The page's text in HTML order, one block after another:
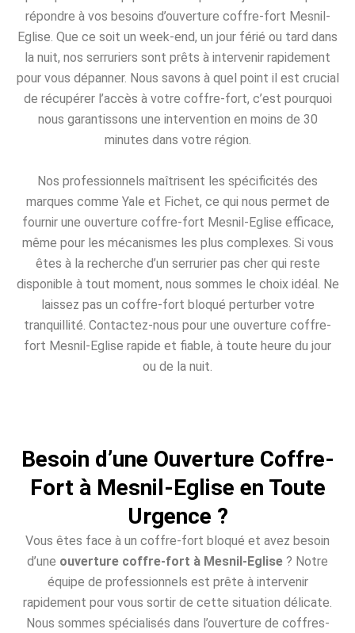
répondre à vos besoins d’ouverture coffre-fort Mesnil-
Eglise. Que ce soit un week-end, un jour férié ou tard dans
la nuit, nos serruriers sont prêts à intervenir rapidement
pour vous dépanner. Nous savons à quel point il est crucial
de récupérer l’accès à votre coffre-fort, c’est pourquoi
nous garantissons une intervention en moins de 30
minutes dans votre région.
Nos professionnels maîtrisent les spécificités des
marques comme Yale et Fichet, ce qui nous permet de
fournir une ouverture coffre-fort Mesnil-Eglise efficace,
même pour les mécanismes les plus complexes. Si vous
êtes à la recherche d’un serrurier pas cher qui reste
disponible à tout moment, nous sommes le choix idéal. Ne
laissez pas un coffre-fort bloqué perturber votre
tranquillité. Contactez-nous pour une ouverture coffre-
fort Mesnil-Eglise rapide et fiable, à toute heure du jour
ou de la nuit.
Besoin d’une Ouverture Coffre-
Fort à Mesnil-Eglise en Toute
Urgence ?
Vous êtes face à un coffre-fort bloqué et avez besoin
d’une ouverture coffre-fort à Mesnil-Eglise ? Notre
équipe de professionnels est prête à intervenir
rapidement pour vous sortir de cette situation délicate.
Nous sommes spécialisés dans l’ouverture de coffres-